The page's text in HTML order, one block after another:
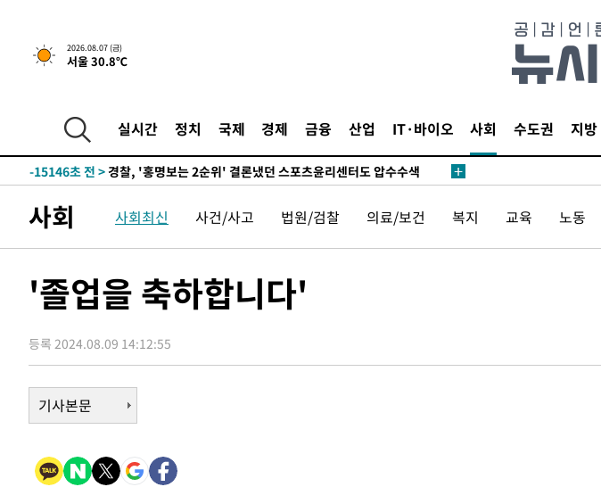
2026.08.07 (금)
서울 30.8℃
실시간 정치 국제 경제 금융 산업 IT·바이오 사회 수도권 지방
5시간 전 >내일까지 39도 '펄펄'…기상청 "태풍 지나며 폭염 잠시 꺾인다"
-18232초 전 > '월드컵 탈락 후폭풍' 축구협회…11시간 걸린 초유의 압수수색(종
-16461초 전 >
축구협회, 15년 전 심판 성 접대 파문에 "현재는 내부 지침 준수"
-15146초 전 >
-742초 전 >[속보]합참 "北 발사체는 단거리탄도미사일…감시·경계태세 강화"
18분 전 >
[속보] SKT, 에이닷 서비스 장애 발생…"원인 파악 중"
27분 전 >[속보]합참 "북, 동해상으로 미상 발사체 발사"
38분 전 >[속보]7~9일 프로야구 3연전도 폭염 취소…11일 재개
47분 전 >'월드컵 탈락 후폭풍' 축구협회…초유의 압수수색에 '충격·당황'
57분 전 > [속보]종합특검, 대검 추가 압수수색…내란 중요임무종사 혐의
2시간 전 >[속보]코스닥, 800p 회복…0.26% 오른 801.67 마감
2시간 전 > [속보]원·달러 환율, 0.7원 내린 1423.8원 마감
사회 사회최신 사건/사고 법원/검찰 의료/보건 복지 교육 노동
'졸업을 축하합니다'
등록 2024.08.09 14:12:55
기사본문